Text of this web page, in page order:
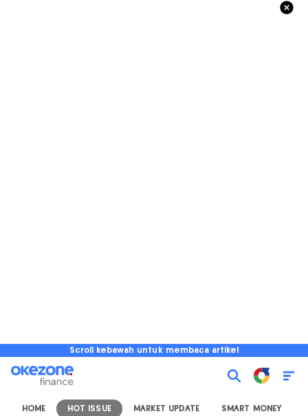
Scroll kebawah untuk membaca artikel
HOME HOT ISSUE MARKET UPDATE SMART MONEY